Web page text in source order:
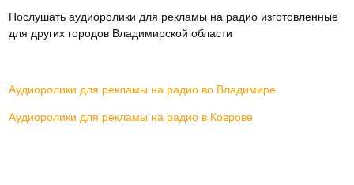
Послушать аудиоролики для рекламы на радио изготовленные
для других городов Владимирской области
Аудиоролики для рекламы на радио во Владимире
Аудиоролики для рекламы на радио в Коврове